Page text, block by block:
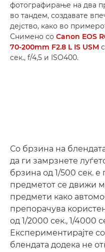
фотографирање на два
во тандем, создавате
дејство, како во
Снимено со Canon EOS
70-200mm F2.8 L IS USM
сек., f/4,5 и ISO400.
Со брзина на
да ги замрзнете
брзина од 1/500 сек. е
предметот се движи
предмети како
препорачува
од 1/2000 сек., 1/4000
Експериментирајте
блендата додека не